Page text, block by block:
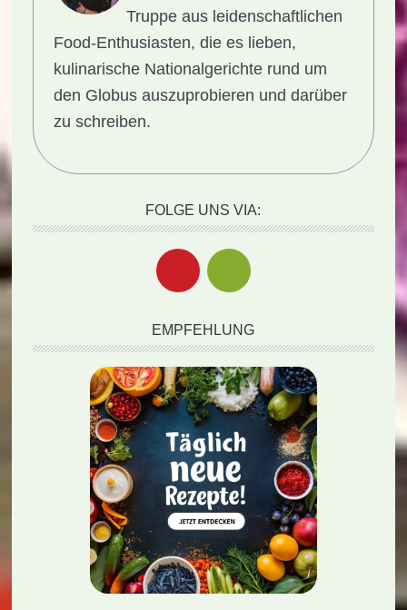
Truppe aus leidenschaftlichen
Food-Enthusiasten, die es lieben,
kulinarische Nationalgerichte rund um
den Globus auszuprobieren und darüber
zu schreiben.
FOLGE UNS VIA:
EMPFEHLUNG